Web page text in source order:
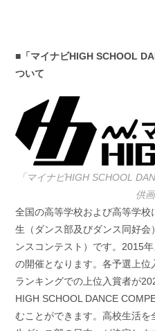
■「マイナビHIGH SCHOOL
ついて
「マイナビHIGH SCHOOL
供画
全国の⾼等学校および⾼等学
⽣（ダンス部及びダンス同好
ンスコンテスト）です。2015
の開催となります。各予選上位
ランキングでの上位入賞者が
HIGH SCHOOL DANCE
むことができます。高校生活